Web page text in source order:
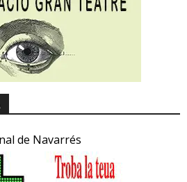
de Navarrés